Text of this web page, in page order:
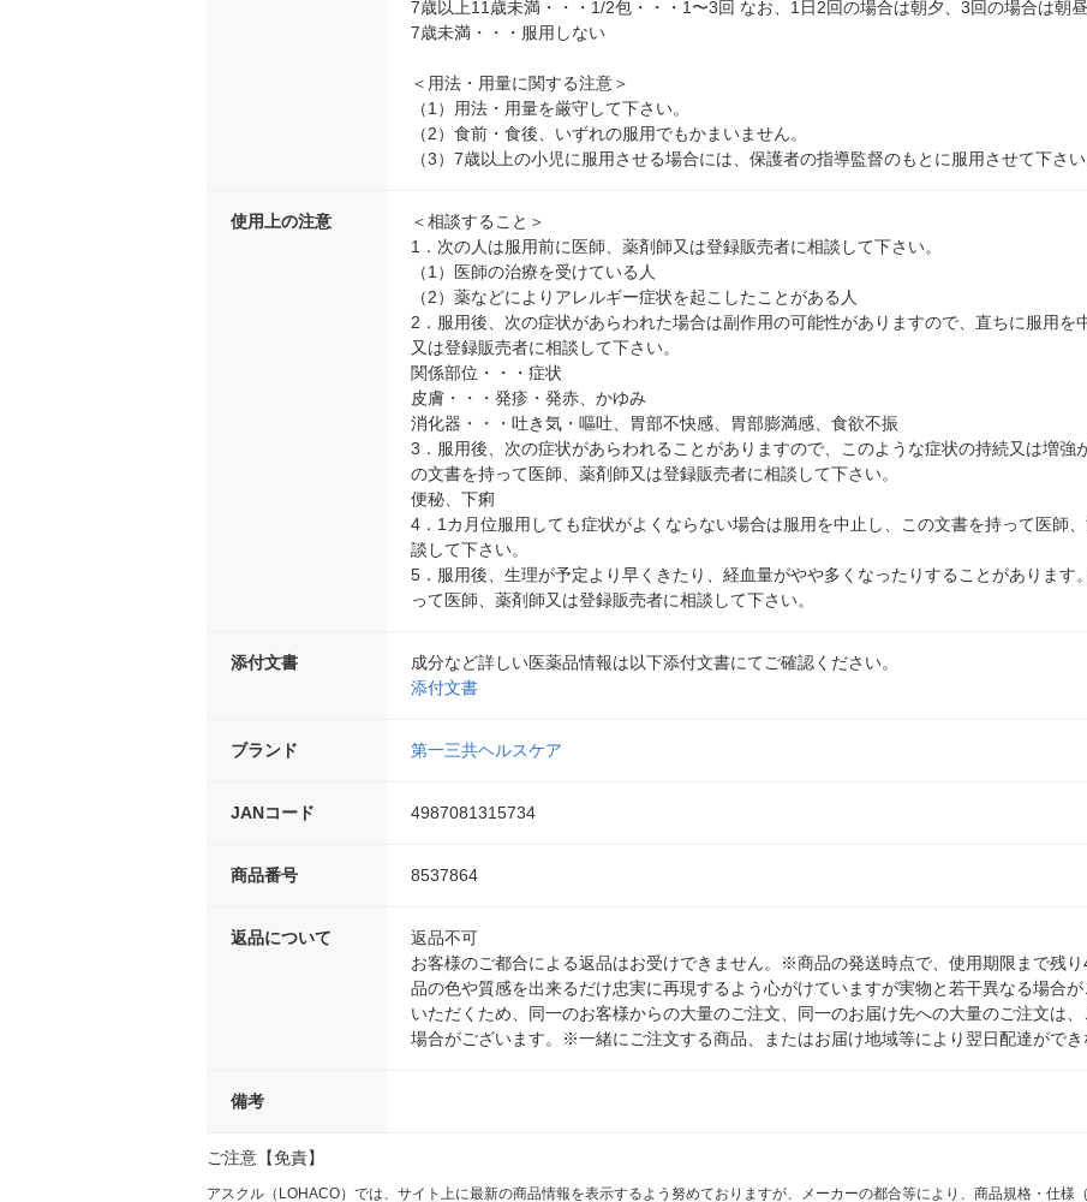
7歳以上11歳未満・・・1/2包・・・1〜3回 なお、1日2回の場合は朝夕、3回の場合は朝昼
7歳未満・・・服用しない
＜用法・用量に関する注意＞
（1）用法・用量を厳守して下さい。
（2）食前・食後、いずれの服用でもかまいません。
（3）7歳以上の小児に服用させる場合には、保護者の指導監督のもとに服用させて下さい
使用上の注意
＜相談すること＞
1．次の人は服用前に医師、薬剤師又は登録販売者に相談して下さい。
（1）医師の治療を受けている人
（2）薬などによりアレルギー症状を起こしたことがある人
2．服用後、次の症状があらわれた場合は副作用の可能性がありますので、直ちに服用を
又は登録販売者に相談して下さい。
関係部位・・・症状
皮膚・・・発疹・発赤、かゆみ
消化器・・・吐き気・嘔吐、胃部不快感、胃部膨満感、食欲不振
3．服用後、次の症状があらわれることがありますので、このような症状の持続又は増強
の文書を持って医師、薬剤師又は登録販売者に相談して下さい。
便秘、下痢
4．1カ月位服用しても症状がよくならない場合は服用を中止し、この文書を持って医師
談して下さい。
5．服用後、生理が予定より早くきたり、経血量がやや多くなったりすることがあります
って医師、薬剤師又は登録販売者に相談して下さい。
添付文書
成分など詳しい医薬品情報は以下添付文書にてご確認ください。
添付文書
ブランド 第一三共ヘルスケア
JANコード 4987081315734
商品番号 8537864
返品について
返品不可
お客様のご都合による返品はお受けできません。※商品の発送時点で、使用期限まで残
品の色や質感を出来るだけ忠実に再現するよう心がけていますが実物と若干異なる場合
いただくため、同一のお客様からの大量のご注文、同一のお届け先への大量のご注文は
場合がございます。※一緒にご注文する商品、またはお届け地域等により翌日配達ができ
備考
ご注意【免責】
アスクル（LOHACO）では、サイト上に最新の商品情報を表示するよう努めておりますが、メーカーの都合等により、商品規格・仕様